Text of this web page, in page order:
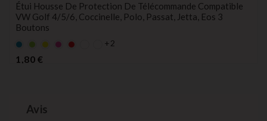
Étui Housse De Protection De Télécommande Compatible
VW Golf 4/5/6, Coccinelle, Polo, Passat, Jetta, Eos 3
Boutons
BleuVertJauneroserouge +2
1,80 €
Avis